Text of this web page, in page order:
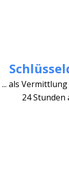
... als
24 Stunden